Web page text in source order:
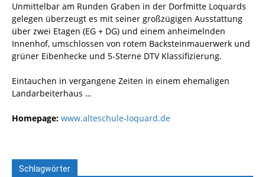
Unmittelbar am Runden Graben in der Dorfmitte Loquards
gelegen überzeugt es mit seiner großzügigen Ausstattung
über zwei Etagen (EG + DG) und einem anheimelnden
Innenhof, umschlossen von rotem Backsteinmauerwerk und
grüner Eibenhecke und 5-Sterne DTV Klassifizierung.
Eintauchen in vergangene Zeiten in einem ehemaligen
Landarbeiterhaus …
Homepage: www.alteschule-loquard.de
Schlagwörter